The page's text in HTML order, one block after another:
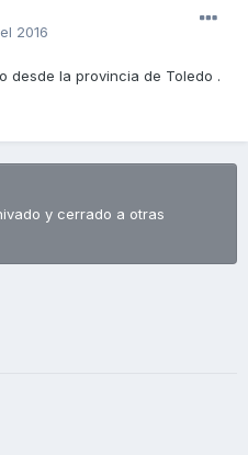
2016
desde la provincia de Toledo .
y cerrado a otras